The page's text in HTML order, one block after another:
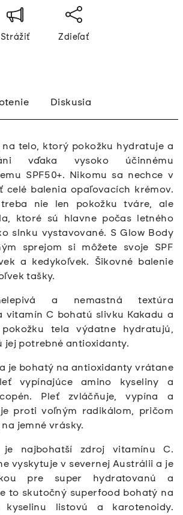
Strážiť Zdieľať
Diskusia
telo, ktorý pokožku hydratuje a
vďaka vysoko účinnému
SPF50+. Nikomu sa nechce v
celé balenia opaľovacích krémov.
nie len pokožku tváre, ale
ktoré sú hlavne počas letného
slnku vystavované. S Glow Body
sprejom si môžete svoje SPF
a kedykoľvek. Šikovné balenie
tašky.
a nemastná textúra
vitamín C bohatú slivku Kakadu a
tela výdatne hydratujú,
jej potrebné antioxidanty.
je bohatý na antioxidanty vrátane
vypínajúce amino kyseliny a
Pleť zvláčňuje, vypína a
proti voľným radikálom, pričom
jemné vrásky.
je najbohatší zdroj vitamínu C.
vyskytuje v severnej Austrálii a je
pre super hydratovanú a
to skutočný superfood bohatý na
listovú a karotenoidy.